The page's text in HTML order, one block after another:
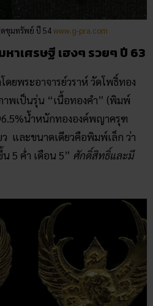
ขุมทรัพย์ ปี 54www.g-pra.com
าเศรษฐี เฮงๆ รวยๆ ปี 63
ดยพระอาจารย์วราห์ วัดโพธิ์ทอง
าพเป็นรุ่น “เนื้อทองคำ” (พิมพ์
น้ำหนักทององค์พญาครุฑ
ว และขนาดเดียวคือพิมพ์เล็ก ว่า
5 ค่ำ เดือน 5” ศักดิ์สิทธิ์และมี